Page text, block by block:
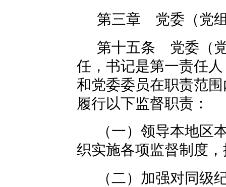
第三章 党委（党
第十五条 党委（
任，书记是第一责任
和党委委员在职责范
履行以下监督职责：
（一）领导本地区
织实施各项监督制度
（二）加强对同级